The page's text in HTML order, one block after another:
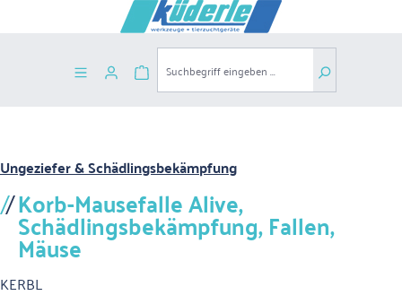
Zum Hauptinhalt springen
Warenkorb enthält 0 Positionen. Der
Ungeziefer & Schädlingsbekämpfung
Korb-Mausefalle Alive,
Schädlingsbekämpfung, Fallen,
Mäuse
KERBL